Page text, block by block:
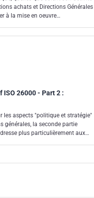
achats et Directions Générales
à la mise en oeuvre
26000 - Part 2 :
les aspects "politique et stratégie"
générales, la seconde partie
plus particulièrement aux